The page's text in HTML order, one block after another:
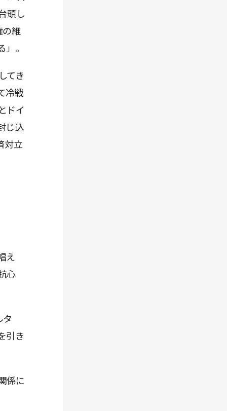
頭し
の維
。
てき
冷戦
ドイ
じ込
対立
え
心
タ
引き
係に